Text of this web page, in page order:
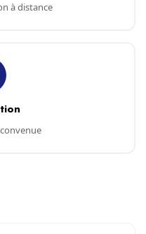
à distance